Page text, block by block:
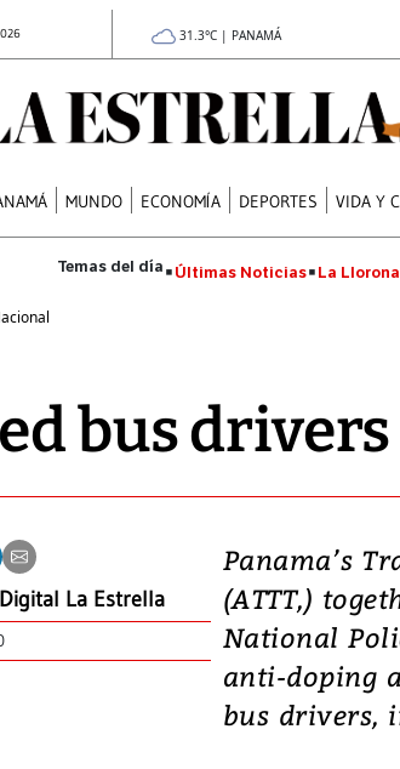
31.3°C | PANAMÁ
MUNDO ECONOMÍA DEPORTES VIDA Y
Últimas Noticias La Llorona
bus
La Estrella
Panama’s
(ATTT,)
National
anti-doping
bus drivers,